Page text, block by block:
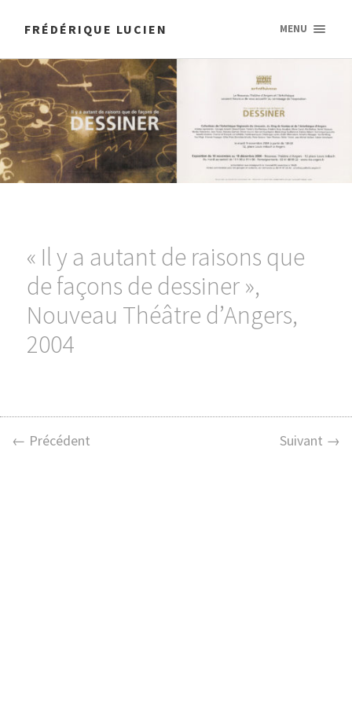
FRÉDÉRIQUE LUCIEN MENU
« Il y a autant de raisons que
de façons de dessiner »,
Nouveau Théâtre d’Angers,
2004
← Précédent Suivant →